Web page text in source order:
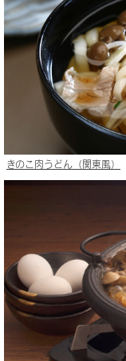
きのこ肉うどん（関東風）